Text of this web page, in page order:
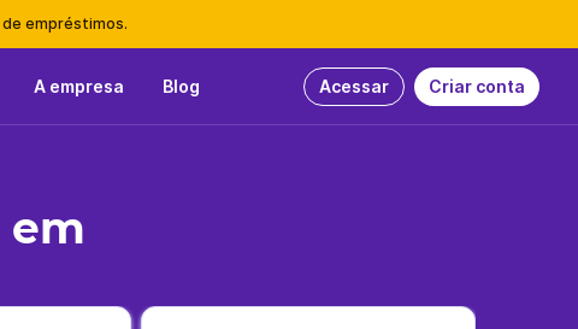
de empréstimos.
A empresa Blog Acessar Criar conta
em